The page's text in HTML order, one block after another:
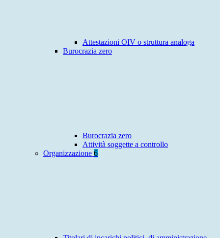
Attestazioni OIV o struttura analoga
Burocrazia zero
Burocrazia zero
Attività soggette a controllo
Organizzazione 6